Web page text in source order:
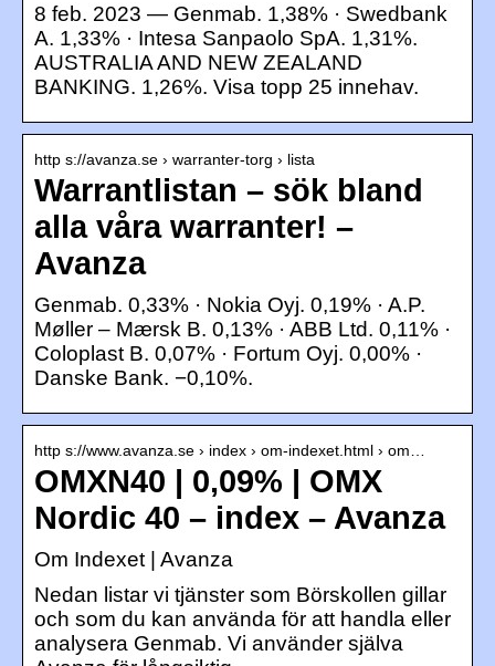
8 feb. 2023 — Genmab. 1,38% · Swedbank
A. 1,33% · Intesa Sanpaolo SpA. 1,31%.
AUSTRALIA AND NEW ZEALAND
BANKING. 1,26%. Visa topp 25 innehav.
http s://avanza.se › warranter-torg › lista
Warrantlistan – sök bland
alla våra warranter! –
Avanza
Genmab. 0,33% · Nokia Oyj. 0,19% · A.P.
Møller – Mærsk B. 0,13% · ABB Ltd. 0,11% ·
Coloplast B. 0,07% · Fortum Oyj. 0,00% ·
Danske Bank. −0,10%.
http s://www.avanza.se › index › om-indexet.html › om…
OMXN40 | 0,09% | OMX
Nordic 40 – index – Avanza
Om Indexet | Avanza
Nedan listar vi tjänster som Börskollen gillar
och som du kan använda för att handla eller
analysera Genmab. Vi använder själva